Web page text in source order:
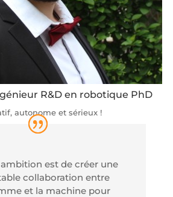
R&D en robotique PhD
autonome et sérieux !
est de créer une
collaboration entre
et la machine pour